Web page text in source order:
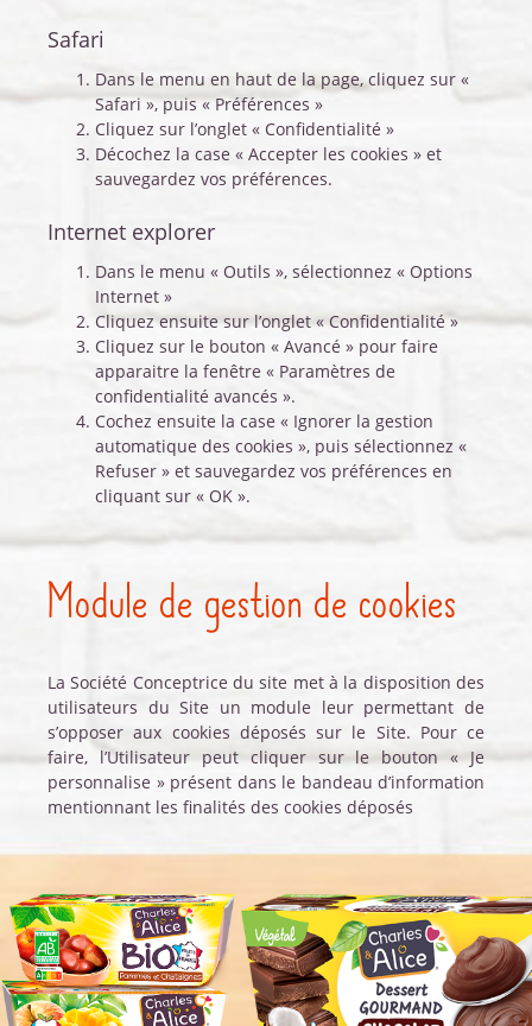
Safari
Dans le menu en haut de la page, cliquez sur «
Safari », puis « Préférences »
Cliquez sur l’onglet « Confidentialité »
Décochez la case « Accepter les cookies » et
sauvegardez vos préférences.
Internet explorer
Dans le menu « Outils », sélectionnez « Options
Internet »
Cliquez ensuite sur l’onglet « Confidentialité »
Cliquez sur le bouton « Avancé » pour faire
apparaitre la fenêtre « Paramètres de
confidentialité avancés ».
Cochez ensuite la case « Ignorer la gestion
automatique des cookies », puis sélectionnez «
Refuser » et sauvegardez vos préférences en
cliquant sur « OK ».
Module de gestion de cookies
La Société Conceptrice du site met à la disposition des
utilisateurs du Site un module leur permettant de
s’opposer aux cookies déposés sur le Site. Pour ce
faire, l’Utilisateur peut cliquer sur le bouton « Je
personnalise » présent dans le bandeau d’information
mentionnant les finalités des cookies déposés